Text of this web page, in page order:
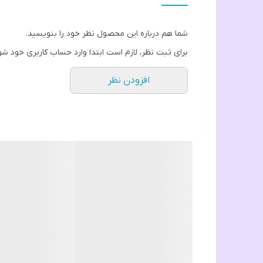
شما هم درباره این محصول نظر خود را بنویسید.
برای ثبت نظر، لازم است ابتدا وارد حساب کاربری خود
افزودن نظر